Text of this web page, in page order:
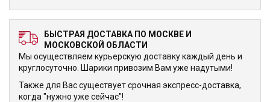
БЫСТРАЯ ДОСТАВКА ПО МОСКВЕ И
МОСКОВСКОЙ ОБЛАСТИ
Мы осуществляем курьерскую доставку каждый день и
круглосуточно. Шарики привозим Вам уже надутыми!
Также для Вас существует срочная экспресс-доставка,
когда "нужно уже сейчас"!